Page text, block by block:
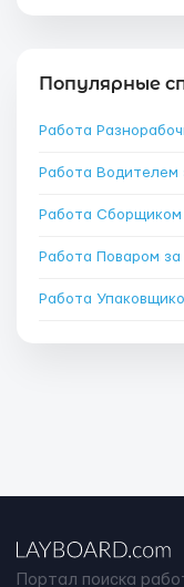
Популярные
Работа
Работа Водителем
Работа Сборщиком
Работа Поваром за
Работа
Портал поиска